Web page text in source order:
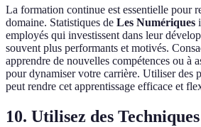
La formation continue est essentielle pour
domaine. Statistiques de Les Numériques
employés qui investissent dans leur
souvent plus performants et motivés.
apprendre de nouvelles compétences ou à
pour dynamiser votre carrière. Utiliser des
peut rendre cet apprentissage efficace et
10. Utilisez des